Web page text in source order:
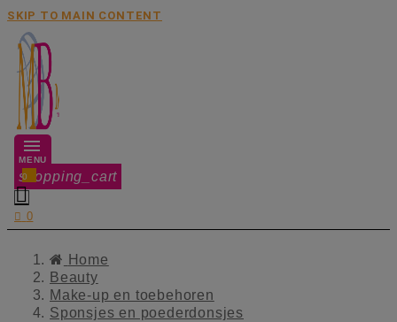
SKIP TO MAIN CONTENT
MENU
shopping_cart
0

 0
Home
Beauty
Make-up en toebehoren
Sponsjes en poederdonsjes